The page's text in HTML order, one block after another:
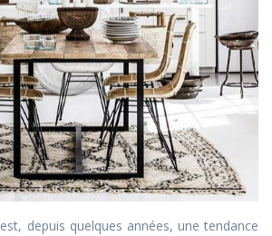
est, depuis quelques années, une tendance